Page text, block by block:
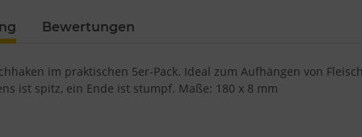
Bewertungen
im praktischen 5er-Pack. Ideal zum Aufhängen von
ist spitz, ein Ende ist stumpf. Maße: 180 x 8 mm